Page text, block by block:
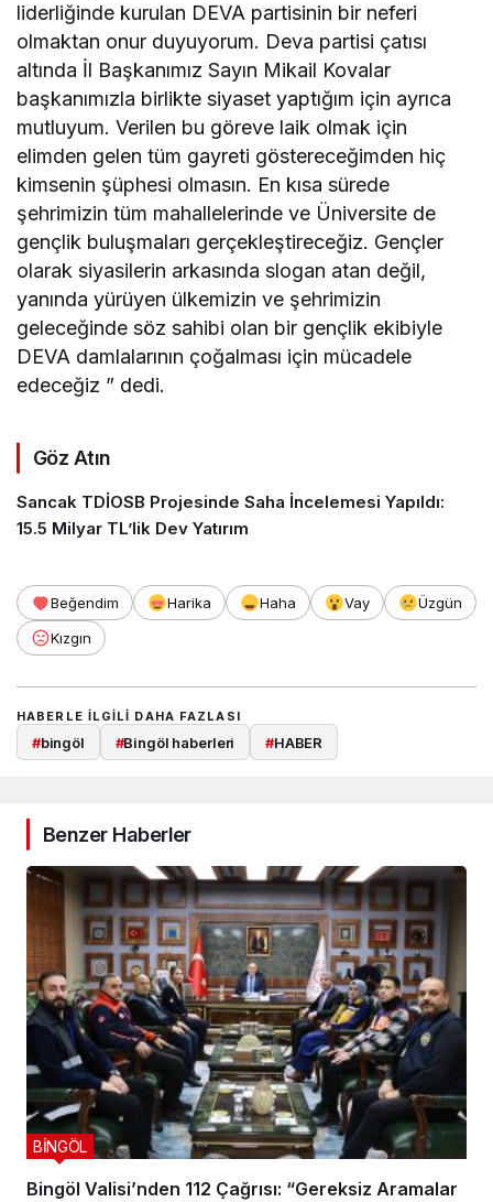
liderliğinde kurulan DEVA partisinin bir neferi
olmaktan onur duyuyorum. Deva partisi çatısı
altında İl Başkanımız Sayın Mikail Kovalar
başkanımızla birlikte siyaset yaptığım için ayrıca
mutluyum. Verilen bu göreve laik olmak için
elimden gelen tüm gayreti göstereceğimden hiç
kimsenin şüphesi olmasın. En kısa sürede
şehrimizin tüm mahallelerinde ve Üniversite de
gençlik buluşmaları gerçekleştireceğiz. Gençler
olarak siyasilerin arkasında slogan atan değil,
yanında yürüyen ülkemizin ve şehrimizin
geleceğinde söz sahibi olan bir gençlik ekibiyle
DEVA damlalarının çoğalması için mücadele
edeceğiz ” dedi.
Göz Atın
Sancak TDİOSB Projesinde Saha İncelemesi Yapıldı:
15.5 Milyar TL’lik Dev Yatırım
Beğendim Harika Haha Vay
Üzgün
Kızgın
HABERLE ILGILI DAHA FAZLASI
#bingöl #Bingöl haberleri #HABER
Benzer Haberler
Bingöl Valisi’nden 112 Çağrısı: “Gereksiz Aramalar
BİNGÖL
Takip Et